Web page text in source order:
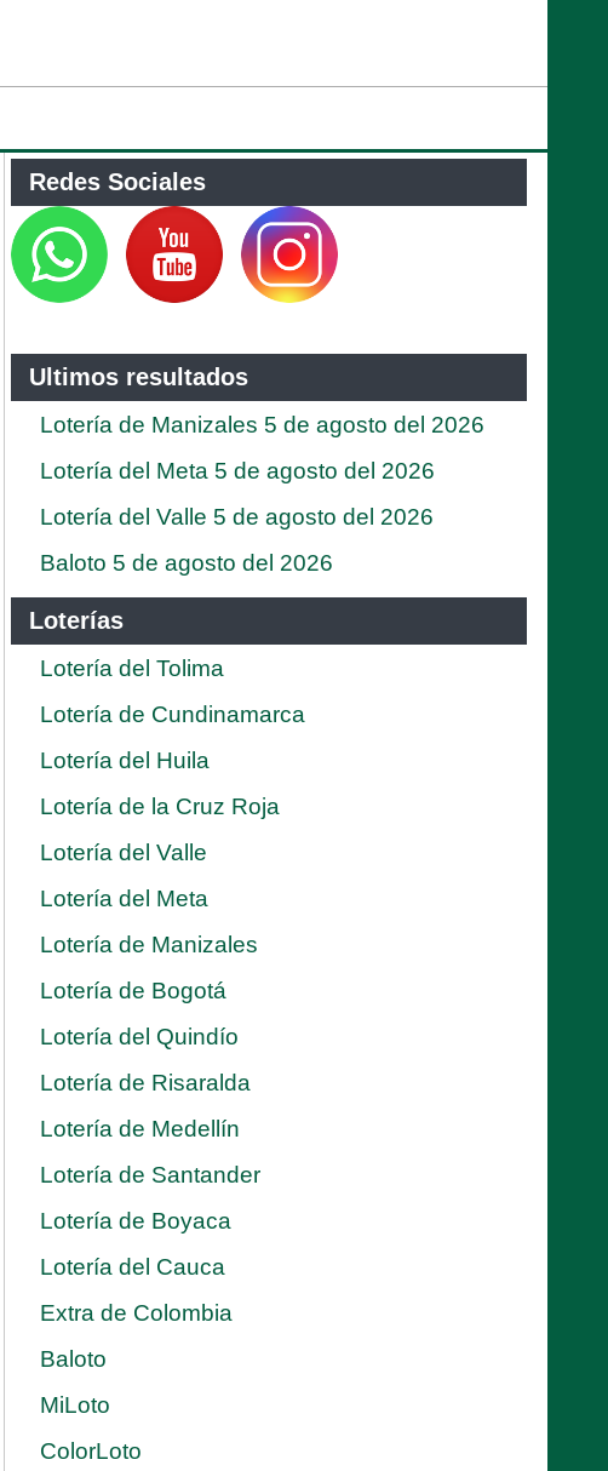
Redes Sociales
Ultimos resultados
Lotería de Manizales 5 de agosto del 2026
Lotería del Meta 5 de agosto del 2026
Lotería del Valle 5 de agosto del 2026
Baloto 5 de agosto del 2026
Loterías
Lotería del Tolima
Lotería de Cundinamarca
Lotería del Huila
Lotería de la Cruz Roja
Lotería del Valle
Lotería del Meta
Lotería de Manizales
Lotería de Bogotá
Lotería del Quindío
Lotería de Risaralda
Lotería de Medellín
Lotería de Santander
Lotería de Boyaca
Lotería del Cauca
Extra de Colombia
Baloto
MiLoto
ColorLoto